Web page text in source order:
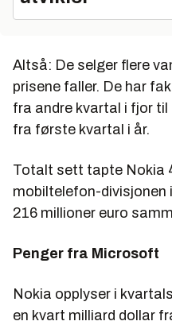
Altså: De selger flere
prisene faller. De har
fra andre kvartal i fjor til
fra første kvartal i år.
Totalt sett tapte Nokia
mobiltelefon-
216 millioner euro
Penger fra Microsoft
Nokia opplyser i
en kvart milliard dollar